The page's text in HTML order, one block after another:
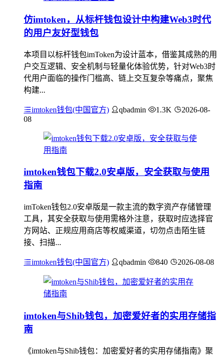
仿imtoken，从标杆钱包设计中构建Web3时代
的用户友好型钱包
本项目以标杆钱包imToken为设计蓝本，借鉴其成熟的用
户交互逻辑、安全机制与轻量化体验优势，针对Web3时
代用户面临的操作门槛高、链上交互复杂等痛点，聚焦
构建...
imtoken钱包(中国官方) qbadmin 1.3K
2026-08-
08
imtoken钱包下载2.0安卓版，安全获取与使用
指南
imToken钱包2.0安卓版是一款主流的数字资产存储管理
工具，其安全获取与使用需格外注意，获取时应选择官
方网站、正规应用商店等权威渠道，切勿点击陌生链
接、扫描...
imtoken钱包(中国官方) qbadmin 840 2026-08-08
imtoken与Shib钱包，加密爱好者的实用存储指
南
《imtoken与Shib钱包：加密爱好者的实用存储指南》聚